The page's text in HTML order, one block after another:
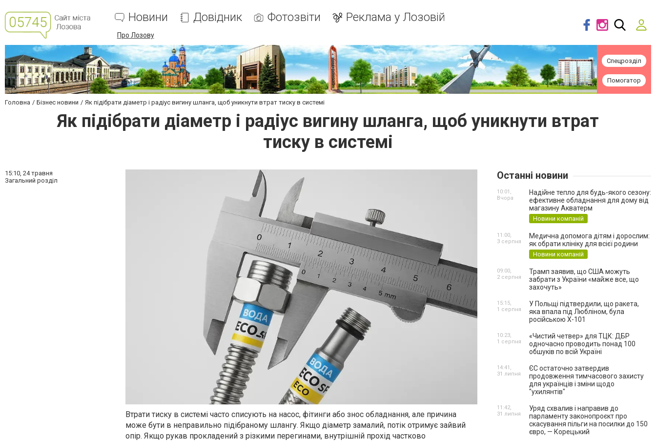
Новини Довідник Фотозвіти Реклама у Лозовій
Про Лозову
Спецрозділ
Помогатор
Головна Бізнес новини Як підібрати діаметр і радіус вигину шланга, щоб уникнути втрат тиску в системі
Як підібрати діаметр і радіус вигину шланга, щоб уникнути втрат
тиску в системі
15:10, 24 травня
Загальний розділ
Втрати тиску в системі часто списують на насос, фітинги або знос обладнання, але причина
може бути в неправильно підібраному шлангу. Якщо діаметр замалий, потік отримує зайвий
опір. Якщо рукав прокладений з різкими перегинами, внутрішній прохід частково
Останні новини
Надійне тепло для будь-якого сезону:
ефективне обладнання для дому від
магазину Акватерм
Новини компаній
10:01,
Вчора
Медична допомога дітям і дорослим:
як обрати клініку для всієї родини
Новини компаній
11:00,
3 серпня
Трамп заявив, що США можуть
забрати з України «майже все, що
захочуть»
09:00,
2 серпня
У Польщі підтвердили, що ракета,
яка впала під Любліном, була
російською Х-101
15:15,
1 серпня
«Чистий четвер» для ТЦК: ДБР
одночасно проводить понад 100
обшуків по всій Україні
10:23,
1 серпня
ЄС остаточно затвердив
продовження тимчасового захисту
для українців і зміни щодо
"ухилянтів"
14:41,
31 липня
Уряд схвалив і направив до
парламенту законопроєкт про
скасування пільги на посилки до 150
євро, — Корецький
11:42,
31 липня